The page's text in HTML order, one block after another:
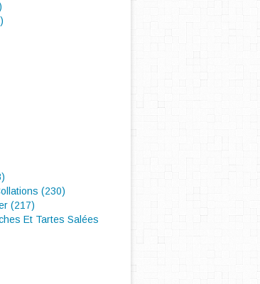
(230)
(217)
Et Tartes Salées